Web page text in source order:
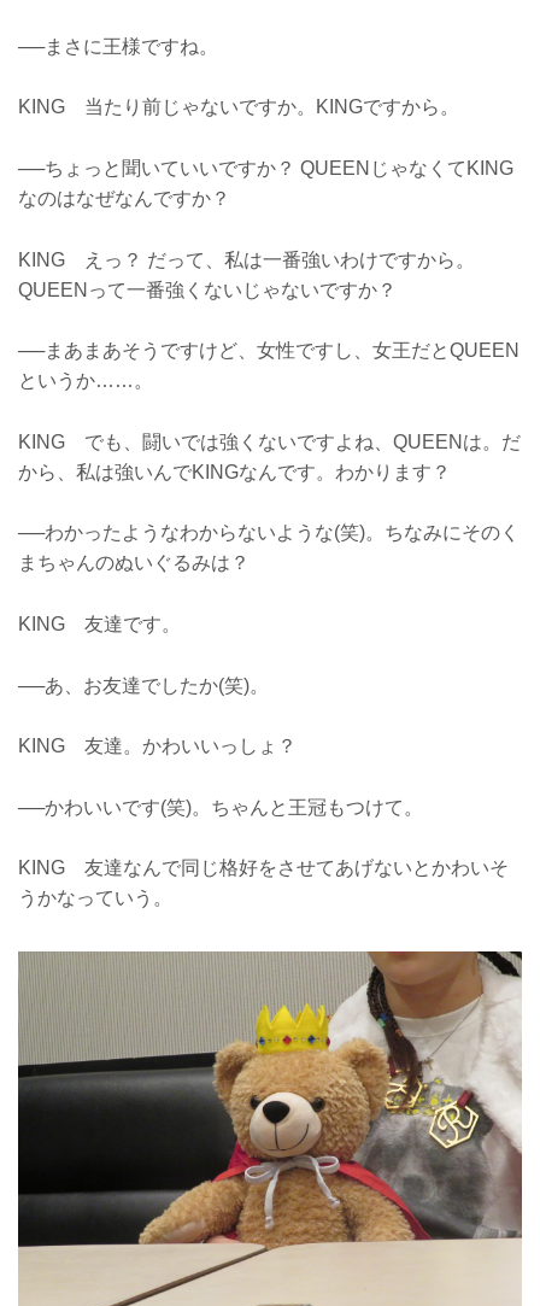
──まさに王様ですね。
KING 当たり前じゃないですか。KINGですから。
──ちょっと聞いていいですか？ QUEENじゃなくてKING
なのはなぜなんですか？
KING えっ？ だって、私は一番強いわけですから。
QUEENって一番強くないじゃないですか？
──まあまあそうですけど、女性ですし、女王だとQUEEN
というか……。
KING でも、闘いでは強くないですよね、QUEENは。だ
から、私は強いんでKINGなんです。わかります？
──わかったようなわからないような(笑)。ちなみにそのく
まちゃんのぬいぐるみは？
KING 友達です。
──あ、お友達でしたか(笑)。
KING 友達。かわいいっしょ？
──かわいいです(笑)。ちゃんと王冠もつけて。
KING 友達なんで同じ格好をさせてあげないとかわいそ
うかなっていう。